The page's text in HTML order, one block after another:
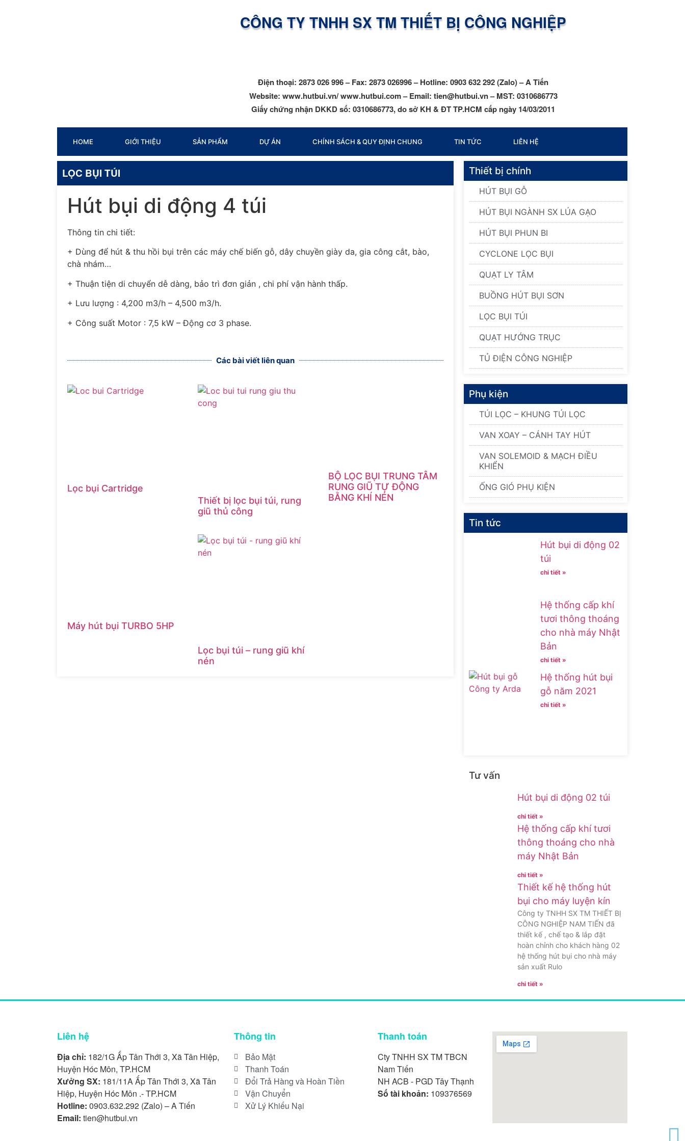
CÔNG TY TNHH SX TM THIẾT BỊ CÔNG NGHIỆP
Điện thoại: 2873 026 996 – Fax: 2873 026996 – Hotline: 0903 632 292 (Zalo) – A Tiến
Website: www.hutbui.vn/ www.hutbui.com – Email: tien@hutbui.vn – MST: 0310686773
Giấy chứng nhận DKKD số: 0310686773, do sở KH & ĐT TP.HCM cấp ngày 14/03/2011
HOME GIỚI THIỆU SẢN PHẨM DỰ ÁN CHÍNH SÁCH & QUY ĐỊNH CHUNG TIN TỨC LIÊN HỆ
LỌC BỤI TÚI
Hút bụi di động 4 túi
Thông tin chi tiết:
+ Dùng để hút & thu hồi bụi trên các máy chế biến gỗ, dây chuyền giày da, gia công cắt, bào,
chà nhám…
+ Thuận tiện di chuyển dễ dàng, bảo trì đơn giản , chi phí vận hành thấp.
+ Lưu lượng : 4,200 m3/h – 4,500 m3/h.
+ Công suất Motor : 7,5 kW – Động cơ 3 phase.
Các bài viết liên quan
Lọc bụi Cartridge
Thiết bị lọc bụi túi, rung
giũ thủ công
BỘ LỌC BỤI TRUNG TÂM
RUNG GIŨ TỰ ĐỘNG
BẰNG KHÍ NÉN
Máy hút bụi TURBO 5HP
Lọc bụi túi – rung giũ khí
nén
Thiết bị chính
HÚT BỤI GỖ
HÚT BỤI NGÀNH SX LÚA GẠO
HÚT BỤI PHUN BI
CYCLONE LỌC BỤI
QUẠT LY TÂM
BUỒNG HÚT BỤI SƠN
LỌC BỤI TÚI
QUẠT HƯỚNG TRỤC
TỦ ĐIỆN CÔNG NGHIỆP
Phụ kiện
TÚI LỌC – KHUNG TÚI LỌC
VAN XOAY – CÁNH TAY HÚT
VAN SOLEMOID & MẠCH ĐIỀU
KHIỂN
ỐNG GIÓ PHỤ KIỆN
Tin tức
Hút bụi di động 02
túi
chi tiết »
Hệ thống cấp khí
tươi thông thoáng
cho nhà máy Nhật
Bản
chi tiết »
Hệ thống hút bụi
gỗ năm 2021
chi tiết »
Tư vấn
Hút bụi di động 02 túi
chi tiết »
Hệ thống cấp khí tươi
thông thoáng cho nhà
máy Nhật Bản
chi tiết »
Thiết kế hệ thống hút
bụi cho máy luyện kín
Công ty TNHH SX TM THIẾT BỊ
CÔNG NGHIỆP NAM TIẾN đã
thiết kế , chế tạo & lắp đặt
hoàn chỉnh cho khách hàng 02
hệ thống hút bụi cho nhà máy
sản xuất Rulo
chi tiết »
Liên hệ
Địa chỉ: 182/1G Ấp Tân Thới 3, Xã Tân Hiệp,
Huyện Hóc Môn, TP.HCM
Xưởng SX: 181/11A Ấp Tân Thới 3, Xã Tân
Hiệp, Huyện Hóc Môn .- TP.HCM
Hotline: 0903.632.292 (Zalo) – A Tiến
Email: tien@hutbui.vn
Thông tin
Bảo Mật
Thanh Toán
Đổi Trả Hàng và Hoàn Tiền
Vận Chuyển
Xử Lý Khiếu Nại
Thanh toán
Cty TNHH SX TM TBCN
Nam Tiến
NH ACB - PGD Tây Thạnh
Số tài khoản: 109376569